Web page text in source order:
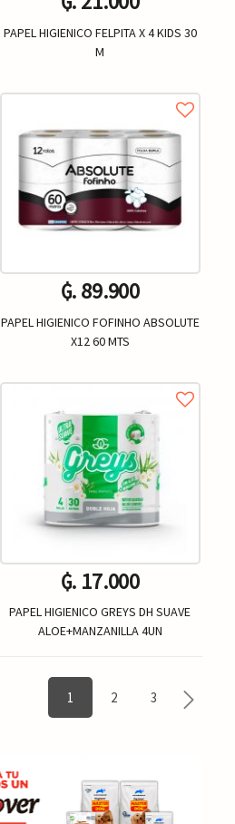
PAPEL HIGIENICO FELPITA X 4 KIDS 30
M
+
₲. 89.900
PAPEL HIGIENICO FOFINHO ABSOLUTE
X12 60 MTS
+
₲. 17.000
PAPEL HIGIENICO GREYS DH SUAVE
ALOE+MANZANILLA 4UN
1 2 3